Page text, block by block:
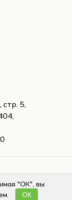
стр. 5,
"ОК", вы
ОК